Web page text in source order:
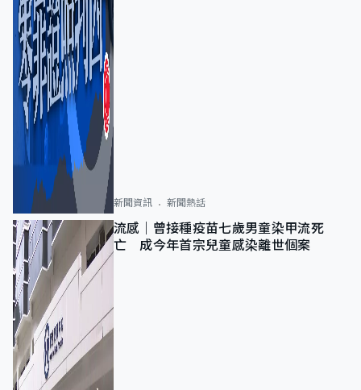
新聞資訊 新聞熱話
流感｜曾接種疫苗七歲男童染甲流死
亡 成今年首宗兒童感染離世個案